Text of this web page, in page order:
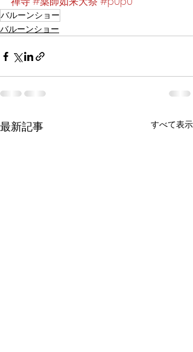
バルーンショー
バルーンショー
最新記事 すべて表示